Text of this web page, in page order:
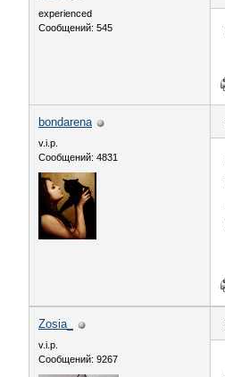
experienced
Сообщений: 545
bondarena
v.i.p.
Сообщений: 4831
Zosia_
v.i.p.
Сообщений: 9267